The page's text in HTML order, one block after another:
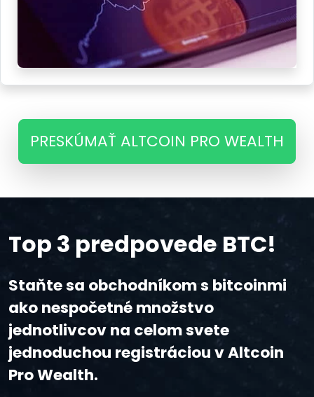
PRESKÚMAŤ ALTCOIN PRO WEALTH
Top 3 predpovede BTC!
Staňte sa obchodníkom s bitcoinmi
ako nespočetné množstvo
jednotlivcov na celom svete
jednoduchou registráciou v Altcoin
Pro Wealth.